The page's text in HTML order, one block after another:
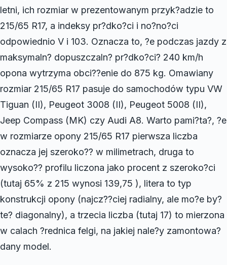
letni, ich rozmiar w prezentowanym przyk?adzie to
215/65 R17, a indeksy pr?dko?ci i no?no?ci
odpowiednio V i 103. Oznacza to, ?e podczas jazdy z
maksymaln? dopuszczaln? pr?dko?ci? 240 km/h
opona wytrzyma obci??enie do 875 kg. Omawiany
rozmiar 215/65 R17 pasuje do samochodów typu VW
Tiguan (II), Peugeot 3008 (II), Peugeot 5008 (II),
Jeep Compass (MK) czy Audi A8. Warto pami?ta?, ?e
w rozmiarze opony 215/65 R17 pierwsza liczba
oznacza jej szeroko?? w milimetrach, druga to
wysoko?? profilu liczona jako procent z szeroko?ci
(tutaj 65% z 215 wynosi 139,75 ), litera to typ
konstrukcji opony (najcz??ciej radialny, ale mo?e by?
te? diagonalny), a trzecia liczba (tutaj 17) to mierzona
w calach ?rednica felgi, na jakiej nale?y zamontowa?
dany model.